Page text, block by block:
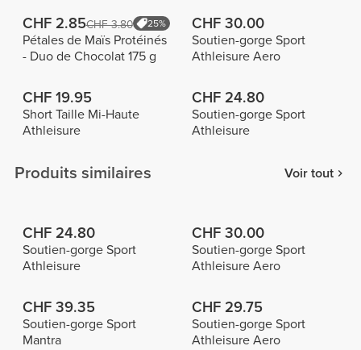
CHF 2.85CHF 3.80 25%
Pétales de Maïs Protéinés
- Duo de Chocolat 175 g
CHF 30.00
Soutien-gorge Sport
Athleisure Aero
CHF 19.95
Short Taille Mi-Haute
Athleisure
CHF 24.80
Soutien-gorge Sport
Athleisure
Produits similaires Voir tout
CHF 24.80
Soutien-gorge Sport
Athleisure
CHF 30.00
Soutien-gorge Sport
Athleisure Aero
CHF 39.35
Soutien-gorge Sport
Mantra
CHF 29.75
Soutien-gorge Sport
Athleisure Aero